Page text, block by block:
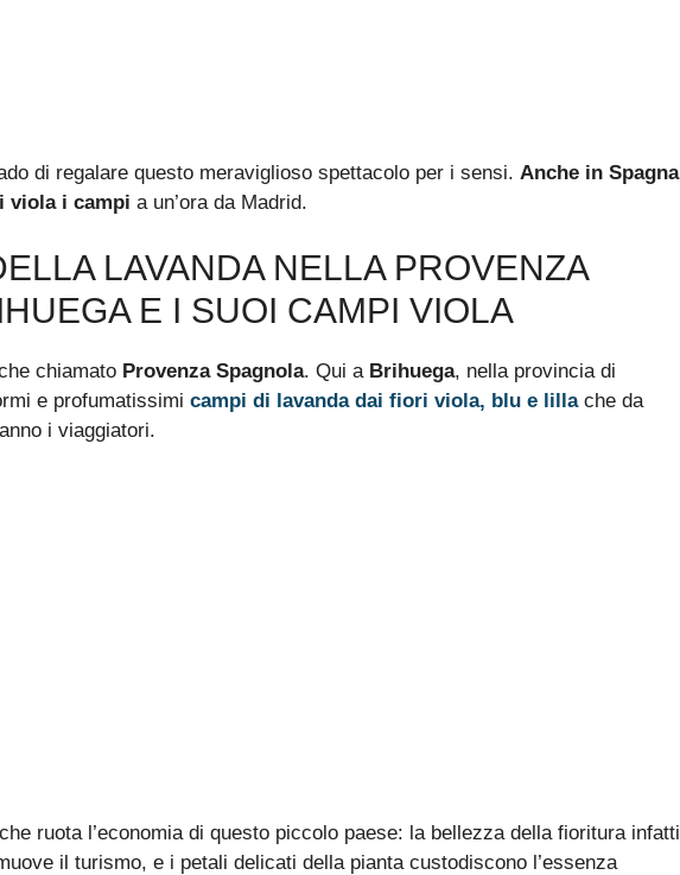
di regalare questo meraviglioso spettacolo per i sensi. Anche in Spagna
viola i campi a un’ora da Madrid.
LAVANDA NELLA PROVENZA
E I SUOI CAMPI VIOLA
chiamato Provenza Spagnola. Qui a Brihuega, nella provincia di
e profumatissimi campi di lavanda dai fiori viola, blu e lillache da
i viaggiatori.
ruota l’economia di questo piccolo paese: la bellezza della fioritura infatti
il turismo, e i petali delicati della pianta custodiscono l’essenza